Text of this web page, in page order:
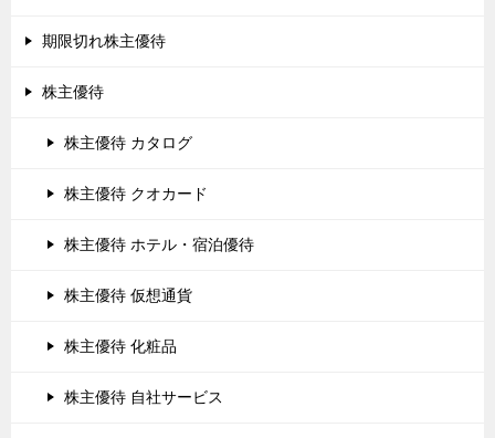
期限切れ株主優待
株主優待
株主優待 カタログ
株主優待 クオカード
株主優待 ホテル・宿泊優待
株主優待 仮想通貨
株主優待 化粧品
株主優待 自社サービス